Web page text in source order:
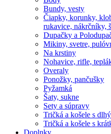
Bundy, vesty
Čiapky, korunky,
rukavice, nákrčníky,
Dupačky a
Mikiny, svetre,
Na krstiny
Nohavice, rifle,
Overaly
Ponožky, pančušky
Pyžamká
Šaty, sukne
Sety a súpravy
Tričká a košele s
Tričká a košele s